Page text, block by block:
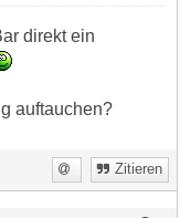
direkt ein
auftauchen?
Zitieren